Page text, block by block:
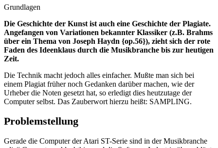
Grundlagen
Die Geschichte der Kunst ist auch eine Geschichte der Plagiate.
Angefangen von Variationen bekannter Klassiker (z.B. Brahms
über ein Thema von Joseph Haydn {op.56}), zieht sich der rote
Faden des Ideenklaus durch die Musikbranche bis zur heutigen
Zeit.
Die Technik macht jedoch alles einfacher. Mußte man sich bei
einem Plagiat früher noch Gedanken darüber machen, wie der
Urheber die Noten gesetzt hat, so erledigt dies heutzutage der
Computer selbst. Das Zauberwort hierzu heißt: SAMPLING.
Problemstellung
Gerade die Computer der Atari ST-Serie sind in der Musikbranche